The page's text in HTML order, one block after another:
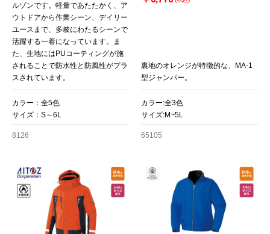
ルゾンです。軽量であたたかく、ア
ウトドアから作業シーン、デイリー
ユースまで、多岐にわたるシーンで
活躍する一着になっています。ま
た、生地にはPUコーティングが施
されることで防水性と防風性がプラ
スされています。
カラー：全5色
サイズ：S～6L
8126
裏地のオレンジが特徴的な、MA-1
型ジャンパー。
カラー:全3色
サイズ:M~5L
65105